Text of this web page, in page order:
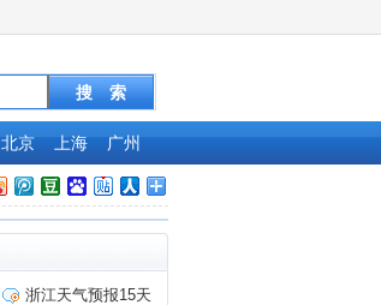
北京 上海 广州
浙江天气预报15天